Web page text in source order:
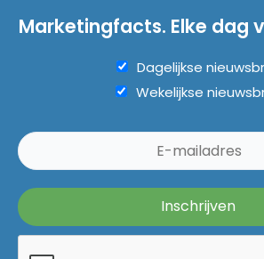
Marketingfacts. Elke dag
Dagelijkse
Wekelijkse